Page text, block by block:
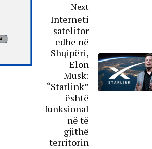
Next
Interneti
satelitor
edhe në
Shqipëri,
Elon
Musk:
“Starlink”
është
funksional
në të
gjithë
territorin